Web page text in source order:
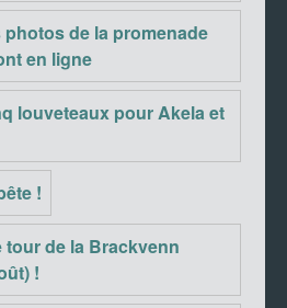
photos de la promenade
en ligne
louveteaux pour Akela et
!
tour de la Brackvenn
!